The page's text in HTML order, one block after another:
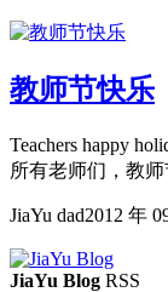
教师节快乐
Teachers happy
所有老师们，教
JiaYu dad2012 年
JiaYu Blog RSS